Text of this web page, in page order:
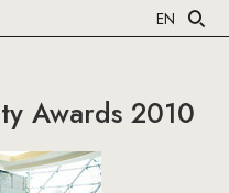
EN
Awards 2010